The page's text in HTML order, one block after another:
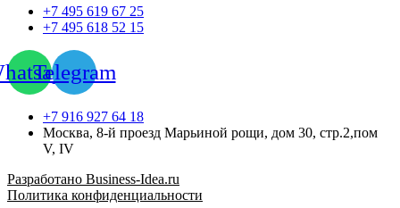
+7 495 619 67 25
+7 495 618 52 15
Telegram
+7 916 927 64 18
Москва, 8-й проезд Марьиной рощи, дом 30, стр.2,пом
V, IV
Разработано Business-Idea.ru
Политика конфиденциальности